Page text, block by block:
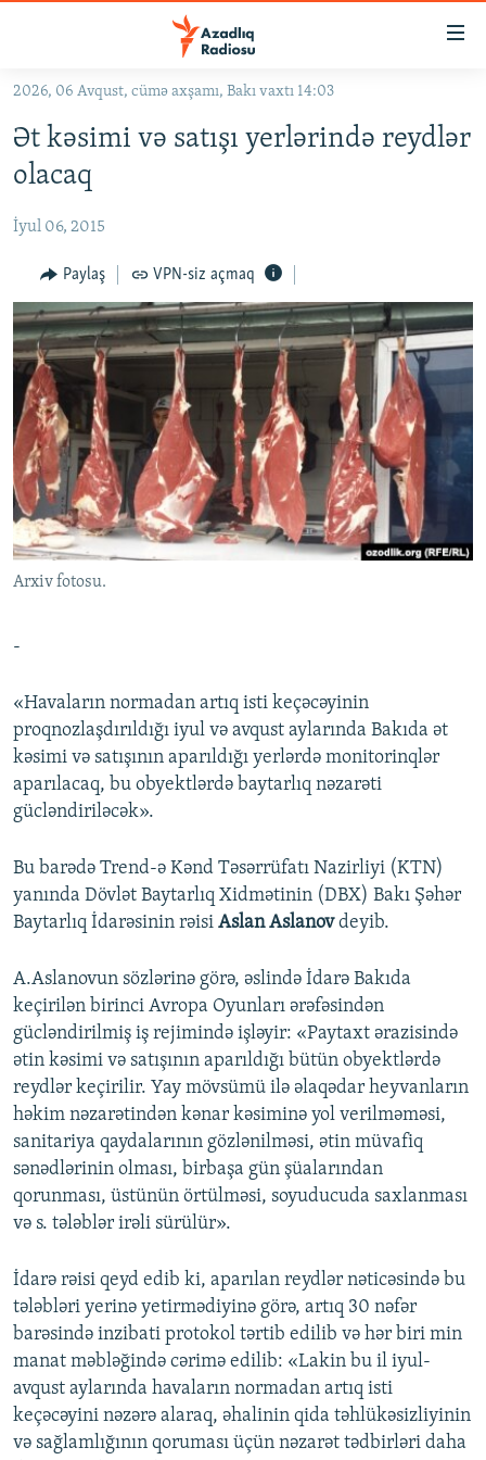
Əsas
qayıt
Əsas
naviqasiyaya
qayıt
KORRUPSIOMETR
#ƏSLINDƏ
FƏRQƏ BAX
QANUNI DOĞRU
ARAŞDIRMA
MULTIMEDIA
VIDEO
FOTOQALEREYA
İNFOQRAFIKA
KARIKATURA
RADIO ARXIV
OXU ZALI
AZƏRBAYCAN ƏDƏBIYYATI KITABXANASI
İSLAM VƏ DEMOKRATIYA
İZ - MƏDƏNIYYƏT PROQRAMI
HAQQIMIZDA
MISSIYAMIZ
PEŞƏ ETIKASI VƏ JURNALISTIKA STANDARTLARIMIZ
MATERIALLARIMIZDAN ISTIFADƏ
XƏBƏR BÜLLETENLƏRIMIZ
BIZI IZLƏ
2026, 06 Avqust, cümə axşamı, Bakı vaxtı 14:03
Ət kəsimi və satışı yerlərində reydlər
olacaq
İyul 06, 2015
Paylaş VPN-siz açmaq
Arxiv fotosu.
-
«Havaların normadan artıq isti keçəcəyinin
proqnozlaşdırıldığı iyul və avqust aylarında Bakıda ət
kəsimi və satışının aparıldığı yerlərdə monitorinqlər
aparılacaq, bu obyektlərdə baytarlıq nəzarəti
gücləndiriləcək».
Bu barədə Trend-ə Kənd Təsərrüfatı Nazirliyi (KTN)
yanında Dövlət Baytarlıq Xidmətinin (DBX) Bakı Şəhər
Baytarlıq İdarəsinin rəisi Aslan Aslanovdeyib.
A.Aslanovun sözlərinə görə, əslində İdarə Bakıda
keçirilən birinci Avropa Oyunları ərəfəsindən
gücləndirilmiş iş rejimində işləyir: «Paytaxt ərazisində
ətin kəsimi və satışının aparıldığı bütün obyektlərdə
reydlər keçirilir. Yay mövsümü ilə əlaqədar heyvanların
həkim nəzarətindən kənar kəsiminə yol verilməməsi,
sanitariya qaydalarının gözlənilməsi, ətin müvafiq
sənədlərinin olması, birbaşa gün şüalarından
qorunması, üstünün örtülməsi, soyuducuda saxlanması
və s. tələblər irəli sürülür».
İdarə rəisi qeyd edib ki, aparılan reydlər nəticəsində bu
tələbləri yerinə yetirmədiyinə görə, artıq 30 nəfər
barəsində inzibati protokol tərtib edilib və hər biri min
manat məbləğində cərimə edilib: «Lakin bu il iyul-
avqust aylarında havaların normadan artıq isti
keçəcəyini nəzərə alaraq, əhalinin qida təhlükəsizliyinin
və sağlamlığının qoruması üçün nəzarət tədbirləri daha